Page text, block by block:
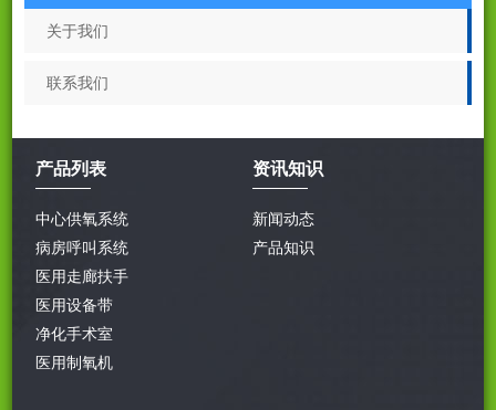
关于我们
联系我们
产品列表
中心供氧系统
病房呼叫系统
医用走廊扶手
医用设备带
净化手术室
医用制氧机
资讯知识
新闻动态
产品知识